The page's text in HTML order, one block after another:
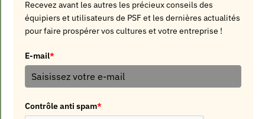
Recevez avant les autres les précieux conseils des
équipiers et utilisateurs de PSF et les dernières actualités
pour faire prospérer vos cultures et votre entreprise !
E-mail*
Contrôle anti spam*